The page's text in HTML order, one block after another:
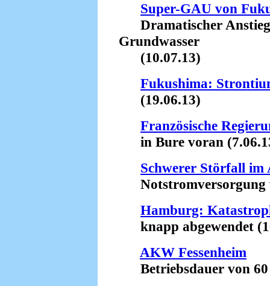
Super-GAU von
Dramatischer
Grundwasser
(10.07.13)
Fukushima:
(19.06.13)
Französische
in Bure voran
Schwerer Störfall
Notstromversorgung
Hamburg:
knapp abgewendet
AKW Fessenheim
Betriebsdauer von 60